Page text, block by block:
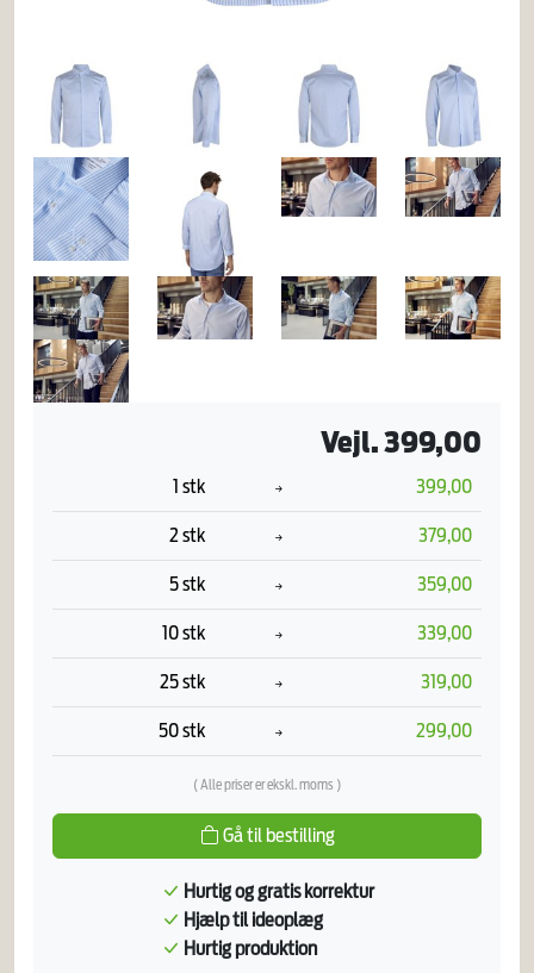
Vejl. 399,00
1 stk 399,00
2 stk 379,00
5 stk 359,00
10 stk 339,00
25 stk 319,00
50 stk 299,00
( Alle priser er ekskl. moms )
Gå til bestilling
Hurtig og gratis korrektur
Hjælp til ideoplæg
Hurtig produktion